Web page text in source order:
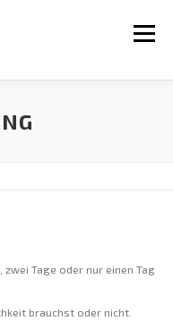
Menü
Tage oder nur einen Tag
brauchst oder nicht.